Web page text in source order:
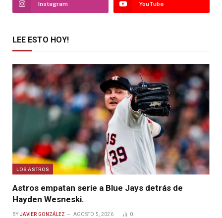
Instagram YouTube
LEE ESTO HOY!
LOS ASTROS
Astros empatan serie a Blue Jays detrás de
Hayden Wesneski.
BY JAVIER GONZÁLEZ AGOSTO 5, 2026 0